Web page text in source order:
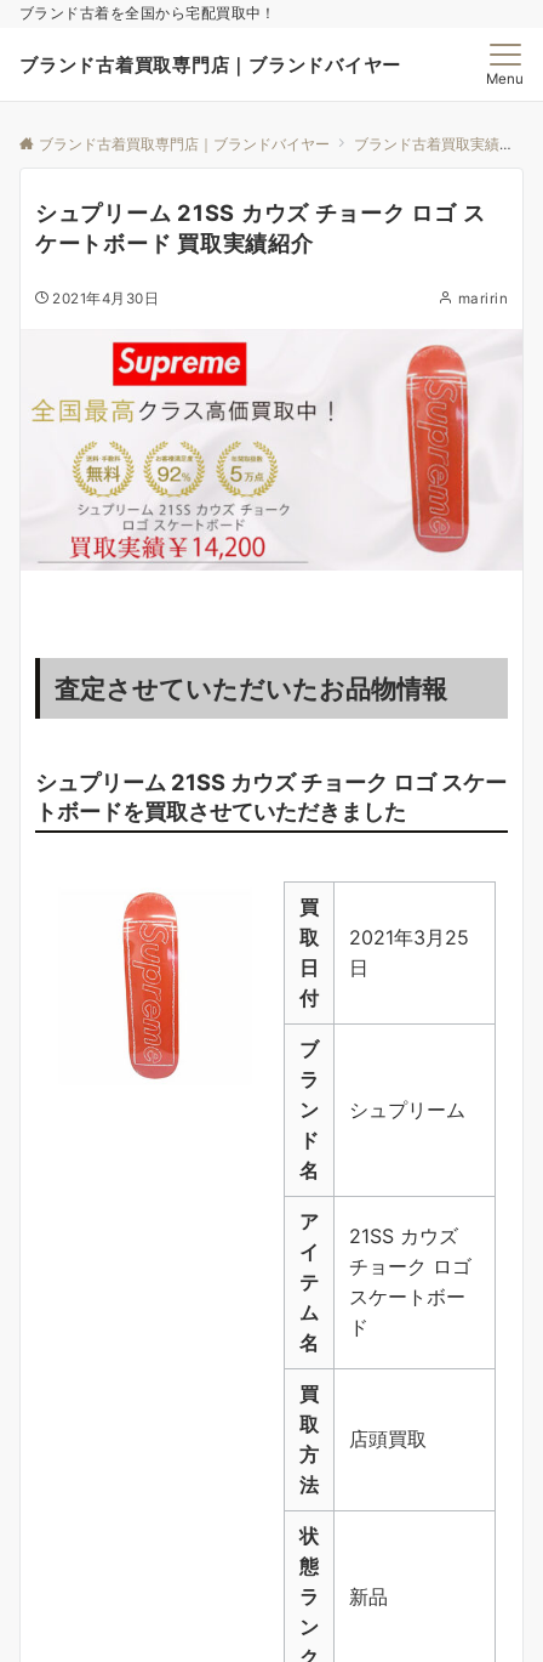
ブランド古着を全国から宅配買取中！
ブランド古着買取専門店｜ブランドバイヤー
Menu
ブランド古着買取専門店｜ブランドバイヤー ブランド古着買取実績｜ブランドバイヤー
シュプリーム 21SS カウズ チョーク ロゴ ス
ケートボード 買取実績紹介
2021年4月30日 maririn
査定させていただいたお品物情報
シュプリーム 21SS カウズ チョーク ロゴ スケー
トボードを買取させていただきました
買
取
日
付
2021年3月25
日
ブ
ラ
ン
ド
名
シュプリーム
ア
イ
テ
ム
名
21SS カウズ
チョーク ロゴ
スケートボー
ド
買
取
方
法
店頭買取
状
態
ラ
ン
新品